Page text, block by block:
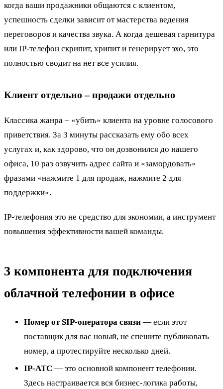
когда ваши продажники общаются с клиентом,
успешность сделки зависит от мастерства ведения
переговоров и качества звука. А когда дешевая гарнитура
или IP-телефон скрипит, хрипит и генерирует эхо, это
полностью сводит на нет все усилия.
Клиент отдельно – продажи отдельно
Классика жанра – «убить» клиента на уровне голосового
приветствия. За 3 минуты рассказать ему обо всех
услугах и, как здорово, что он дозвонился до нашего
офиса, 10 раз озвучить адрес сайта и «замордовать»
фразами «нажмите 1 для продаж, нажмите 2 для
поддержки».
IP-телефония это не средство для экономии, а инструмент
повышения эффективности вашей команды.
3 компонента для подключения
облачной телефонии в офисе
Номер от SIP-оператора связи — если этот
поставщик для вас новый, не спешите публиковать
номер, а протестируйте несколько дней.
IP-АТС — это основной компонент телефонии.
Здесь настраивается вся бизнес-логика работы,